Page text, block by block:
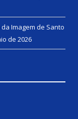
Imagem de Santo
de 2026